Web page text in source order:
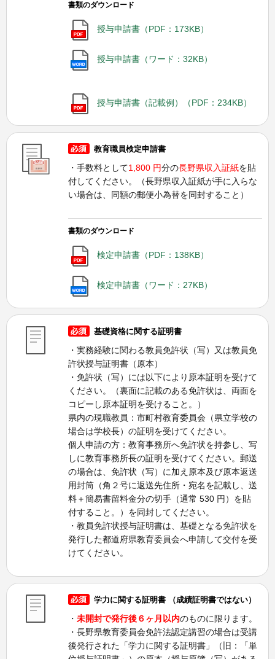
書類のダウンロード
授与申請書（PDF：173KB）
授与申請書（ワード：32KB）
授与申請書（記載例）（PDF：234KB）
教育職員検定申請書
・手数料として1,800 円分の長野県収入証紙を貼
付してください。（長野県収入証紙が手に入らな
い場合は、同額の郵便小為替を同封すること）
書類のダウンロード
検定申請書（PDF：138KB）
検定申請書（ワード：27KB）
基礎資格に関する証明書
・実務経験に関わる教員免許状（写）又は教員免
許状授与証明書（原本）
・免許状（写）には以下により原本証明を受けて
ください。（裏面に記載のある免許状は、両面を
コピーし原本証明を受けること。）
県内の現職教員：市町村教育委員会（県立学校の
場合は学校長）の証明を受けてください。
個人申請の方：教育事務所へ免許状を持参し、写
しに教育事務所長の証明を受けてください。郵送
の場合は、免許状（写）に加え原本及び原本返送
用封筒（角２号に返送先住所・宛名を記載し、送
料＋簡易書留料金分の切手（通常 530 円）を貼
付すること。）を同封してください。
・教員免許状授与証明書は、基礎となる免許状を
発行した都道府県教育委員会へ申請して交付を受
けてください。
学力に関する証明書 （成績証明書ではない）
・ 未開封で発行後６ヶ月以内のものに限ります。
・長野県教育委員会免許法認定講習の場合は受講
後発行された「学力に関する証明書」（旧：「単